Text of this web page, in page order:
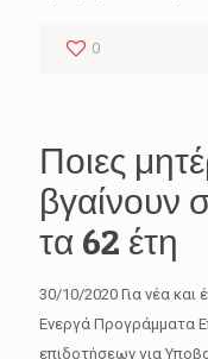
0
Ποιες
βγαίνουν
τα 62 έτη
30/10/2020 Για νέα και
Ενεργά Προγράμματα
επιδοτήσεων για